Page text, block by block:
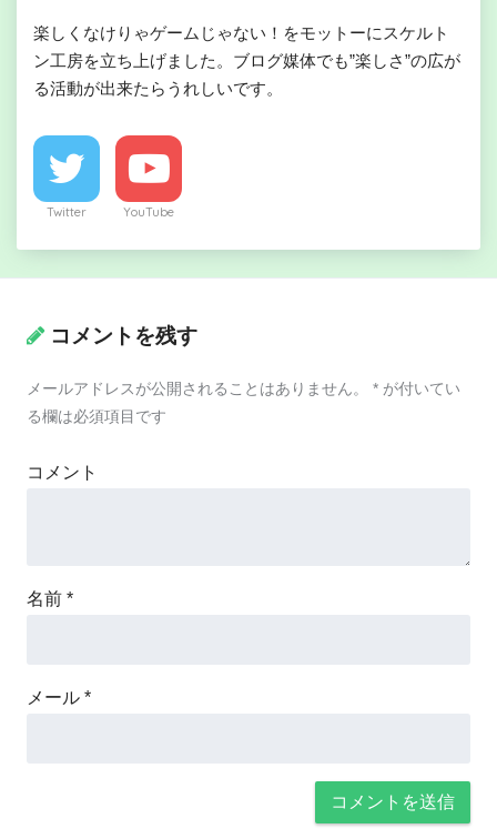
楽しくなけりゃゲームじゃない！をモットーにスケルト
ン工房を立ち上げました。ブログ媒体でも”楽しさ”の広が
る活動が出来たらうれしいです。
Twitter YouTube
コメントを残す
メールアドレスが公開されることはありません。 * が付いてい
る欄は必須項目です
コメント
名前 *
メール *